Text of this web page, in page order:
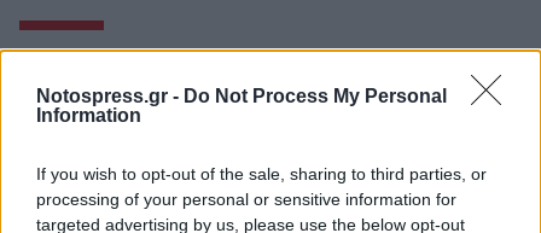
Notospress.gr - Do Not Process My Personal
Information
If you wish to opt-out of the sale, sharing to third parties, or
processing of your personal or sensitive information for
targeted advertising by us, please use the below opt-out